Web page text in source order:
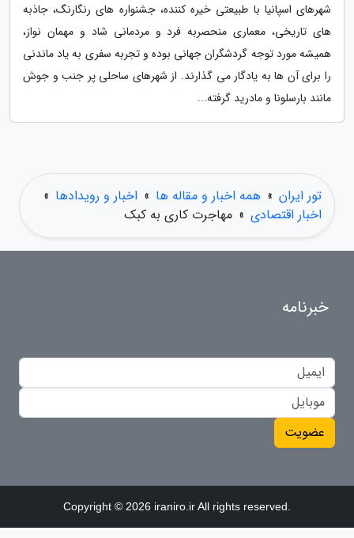
شهرهای اسپانیا با طبیعتی خیره کننده، جشنواره های رنگارنگ، جاذبه
های تاریخی، معماری منحصربه فرد و مردمانی شاد و مهمان نواز،
همیشه مورد توجه گردشگران جهانی بوده و تجربه سفری به یاد ماندنی
را برای آن ها به یادگار می گذارند. از شهرهای ساحلی پر جنب و جوش
مانند بارسلونا و مادرید گرفته...
تور ایران » همه اخبار و مقاله ها » اخبار و رویدادها »
اخبار اقتصادی » مهاجرت کاری به کبک
خبرنامه
عضویت
Copyright © 2026 iraniro.ir All rights reserved.